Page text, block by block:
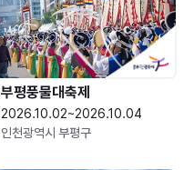
부평풍물대축제
2026.10.02~2026.10.04
인천광역시 부평구